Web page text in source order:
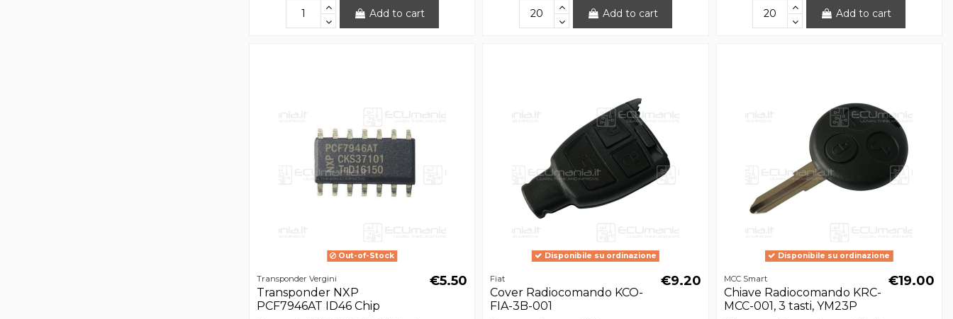
Add to cart Add to cart Add to cart
Out-of-Stock
Transponder Vergini
Transponder NXP
PCF7946AT ID46 Chip
€5.50
Disponibile su ordinazione
Fiat
Cover Radiocomando KCO-
FIA-3B-001
€9.20
Disponibile su ordinazione
MCC Smart
Chiave Radiocomando KRC-
MCC-001, 3 tasti, YM23P
€19.00